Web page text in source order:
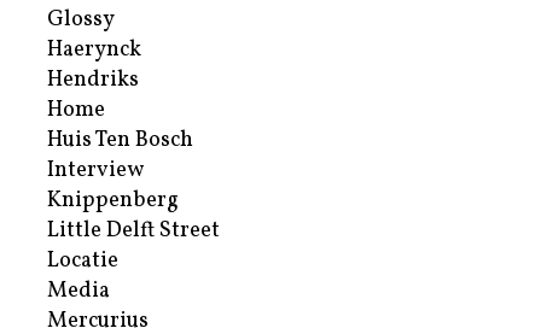
Glossy
Haerynck
Hendriks
Home
Huis Ten Bosch
Interview
Knippenberg
Little Delft Street
Locatie
Media
Mercurius